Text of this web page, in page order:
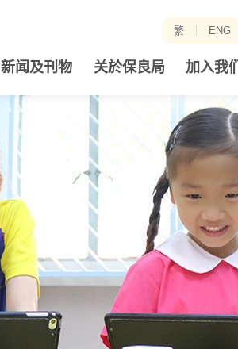
繁 ENG
新闻及刊物 关於保良局 加入我们